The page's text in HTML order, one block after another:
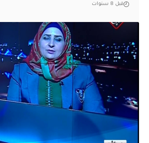
قبل 8 سنوات